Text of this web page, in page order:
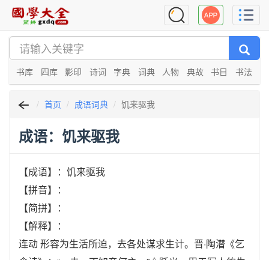
书库 四库 影印 诗词 字典 词典 人物 典故 书目 书法
首页 成语词典 饥来驱我
成语：饥来驱我
【成语】：饥来驱我
【拼音】：
【简拼】：
【解释】：
连动 形容为生活所迫，去各处谋求生计。晋·陶潜《乞